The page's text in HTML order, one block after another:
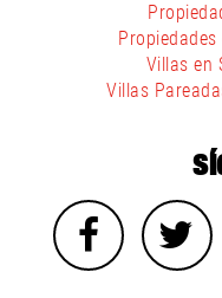
Villas en
Villas